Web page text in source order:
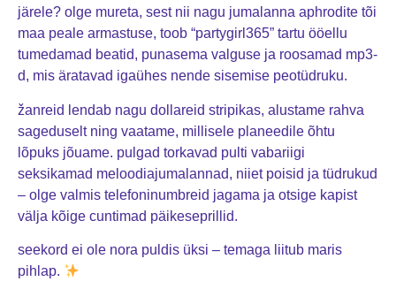
järele? olge mureta, sest nii nagu jumalanna aphrodite tõi
maa peale armastuse, toob “partygirl365” tartu ööellu
tumedamad beatid, punasema valguse ja roosamad mp3-
d, mis äratavad igaühes nende sisemise peotüdruku.
žanreid lendab nagu dollareid stripikas, alustame rahva
sageduselt ning vaatame, millisele planeedile õhtu
lõpuks jõuame. pulgad torkavad pulti vabariigi
seksikamad meloodiajumalannad, niiet poisid ja tüdrukud
– olge valmis telefoninumbreid jagama ja otsige kapist
välja kõige cuntimad päikeseprillid.
seekord ei ole nora puldis üksi – temaga liitub maris
pihlap.